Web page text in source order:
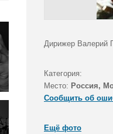
Дирижер Валерий
Категория:
Место: Россия,
Сообщить об
Ещё фото